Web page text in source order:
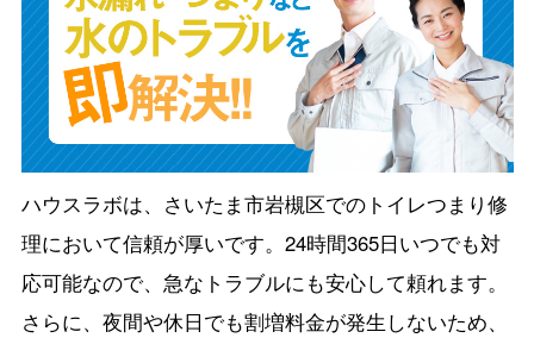
ハウスラボは、さいたま市岩槻区でのトイレつまり修
理において信頼が厚いです。24時間365日いつでも対
応可能なので、急なトラブルにも安心して頼れます。
さらに、夜間や休日でも割増料金が発生しないため、